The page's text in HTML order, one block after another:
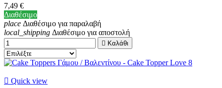
7,49 €
Διαθέσιμο
place Διαθέσιμο για παραλαβή
local_shipping Διαθέσιμο για αποστολή
 Καλάθι
 Quick view